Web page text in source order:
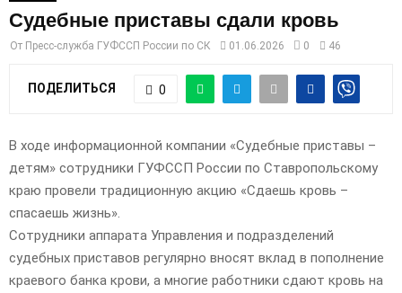
M
A
Y
M
E
Судебные приставы сдали кровь
От Пресс-служба ГУФССП России по СК 01.06.2026 0 46
ПОДЕЛИТЬСЯ 0
В ходе информационной компании «Судебные приставы –
детям» сотрудники ГУФССП России по Ставропольскому
краю провели традиционную акцию «Сдаешь кровь –
спасаешь жизнь».
Сотрудники аппарата Управления и подразделений
судебных приставов регулярно вносят вклад в пополнение
краевого банка крови, а многие работники сдают кровь на